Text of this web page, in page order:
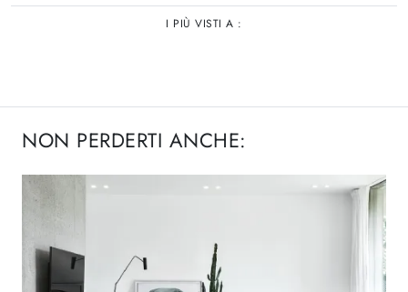
I PIÙ VISTI A :
NON PERDERTI ANCHE: